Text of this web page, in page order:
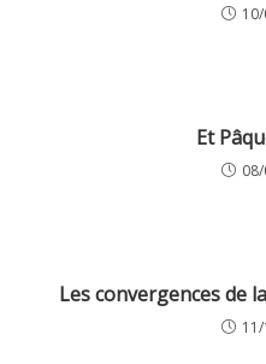
Et
Les convergences de